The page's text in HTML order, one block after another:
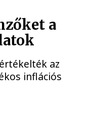
a
az
inflációs